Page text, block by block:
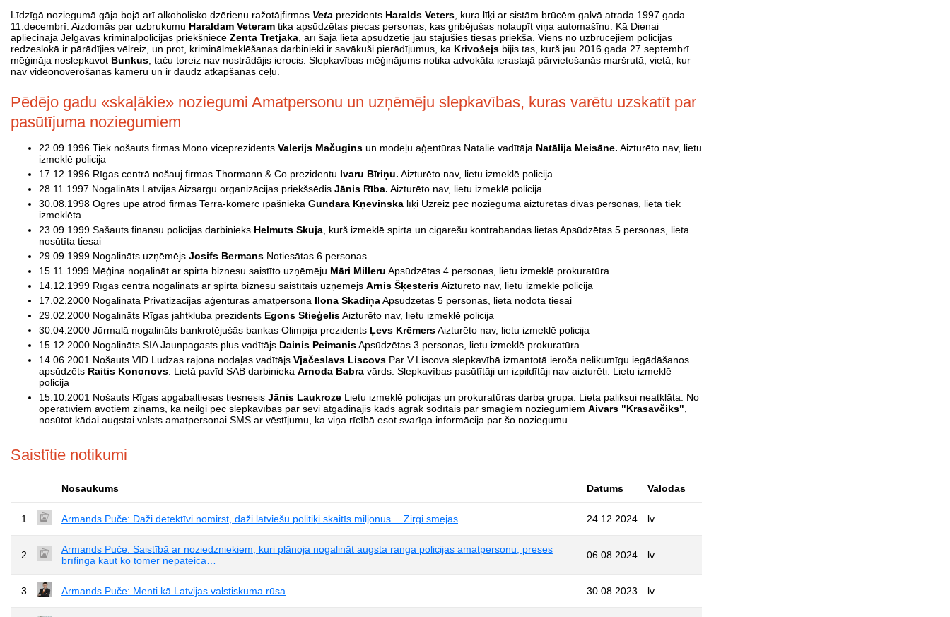
Līdzīgā noziegumā gāja bojā arī alkoholisko dzērienu ražotājfirmas Veta prezidents Haralds Veters , kura līķi ar sistām brūcēm galvā atrada 1997.gada
11.decembrī. Aizdomās par uzbrukumu Haraldam Veteram tika apsūdzētas piecas personas, kas gribējušas nolaupīt viņa automašīnu. Kā Dienai
apliecināja Jelgavas kriminālpolicijas priekšniece Zenta Tretjaka , arī šajā lietā apsūdzētie jau stājušies tiesas priekšā. Viens no uzbrucējiem policijas
redzeslokā ir pārādījies vēlreiz, un prot, kriminālmeklēšanas darbinieki ir savākuši pierādījumus, ka Krivošejs bijis tas, kurš jau 2016.gada 27.septembrī
mēģināja noslepkavot Bunkus , taču toreiz nav nostrādājis ierocis. Slepkavības mēģinājums notika advokāta ierastajā pārvietošanās maršrutā, vietā, kur
nav videonovērošanas kameru un ir daudz atkāpšanās ceļu.
Pēdējo gadu «skaļākie» noziegumi Amatpersonu un uzņēmēju slepkavības, kuras varētu uzskatīt par
pasūtījuma noziegumiem
22.09.1996 Tiek nošauts firmas Mono viceprezidents Valerijs Mačugins un modeļu aģentūras Natalie vadītāja Natālija Meisāne. Aizturēto nav, lietu
izmeklē policija
17.12.1996 Rīgas centrā nošauj firmas Thormann & Co prezidentu Ivaru Bīriņu. Aizturēto nav, lietu izmeklē policija
28.11.1997 Nogalināts Latvijas Aizsargu organizācijas priekšsēdis Jānis Rība. Aizturēto nav, lietu izmeklē policija
30.08.1998 Ogres upē atrod firmas Terra-komerc īpašnieka Gundara Kņevinska līķi Uzreiz pēc nozieguma aizturētas divas personas, lieta tiek
izmeklēta
23.09.1999 Sašauts finansu policijas darbinieks Helmuts Skuja , kurš izmeklē spirta un cigarešu kontrabandas lietas Apsūdzētas 5 personas, lieta
nosūtīta tiesai
29.09.1999 Nogalināts uzņēmējs Josifs Bermans Notiesātas 6 personas
15.11.1999 Mēģina nogalināt ar spirta biznesu saistīto uzņēmēju Māri Milleru Apsūdzētas 4 personas, lietu izmeklē prokuratūra
14.12.1999 Rīgas centrā nogalināts ar spirta biznesu saistītais uzņēmējs Arnis ŠķesterisAizturēto nav, lietu izmeklē policija
17.02.2000 Nogalināta Privatizācijas aģentūras amatpersona Ilona SkadiņaApsūdzētas 5 personas, lieta nodota tiesai
29.02.2000 Nogalināts Rīgas jahtkluba prezidents Egons StieģelisAizturēto nav, lietu izmeklē policija
30.04.2000 Jūrmalā nogalināts bankrotējušās bankas Olimpija prezidents Ļevs KrēmersAizturēto nav, lietu izmeklē policija
15.12.2000 Nogalināts SIA Jaunpagasts plus vadītājs Dainis PeimanisApsūdzētas 3 personas, lietu izmeklē prokuratūra
14.06.2001 Nošauts VID Ludzas rajona nodaļas vadītājs Vjačeslavs Liscovs Par V.Liscova slepkavībā izmantotā ieroča nelikumīgu iegādāšanos
apsūdzēts Raitis Kononovs . Lietā pavīd SAB darbinieka Arnoda Babra vārds. Slepkavības pasūtītāji un izpildītāji nav aizturēti. Lietu izmeklē
policija
15.10.2001 Nošauts Rīgas apgabaltiesas tiesnesis Jānis Laukroze Lietu izmeklē policijas un prokuratūras darba grupa. Lieta paliksui neatklāta. No
operatīviem avotiem zināms, ka neilgi pēc slepkavības par sevi atgādinājis kāds agrāk sodītais par smagiem noziegumiem Aivars "Krasavčiks"
nosūtot kādai augstai valsts amatpersonai SMS ar vēstījumu, ka viņa rīcībā esot svarīga informācija par šo noziegumu.
Saistītie notikumi
Nosaukums Datums Valodas
1 Armands Puče: Daži detektīvi nomirst, daži latviešu politiķi skaitīs miljonus… Zirgi smejas 24.12.2024 lv
2
Armands Puče: Saistībā ar noziedzniekiem, kuri plānoja nogalināt augsta ranga policijas amatpersonu, preses
brīfingā kaut ko tomēr nepateica…
06.08.2024 lv
3 Armands Puče: Menti kā Latvijas valstiskuma rūsa 30.08.2023 lv